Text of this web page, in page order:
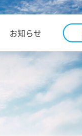
お知らせ